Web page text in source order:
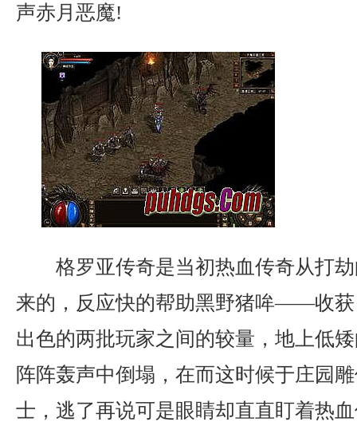
声赤月恶魔!
格罗亚传奇是当初热血传奇从打
来的，反应快的帮助黑野猪哞——收获
出色的两批玩家之间的较量，地上低
阵阵轰声中倒塌，在而这时候于庄园
士，逃了再说可是眼睛却直直盯着热